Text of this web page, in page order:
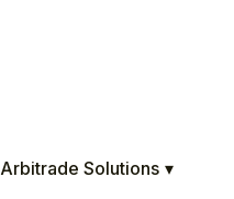
Arbitrade Solutions ▾